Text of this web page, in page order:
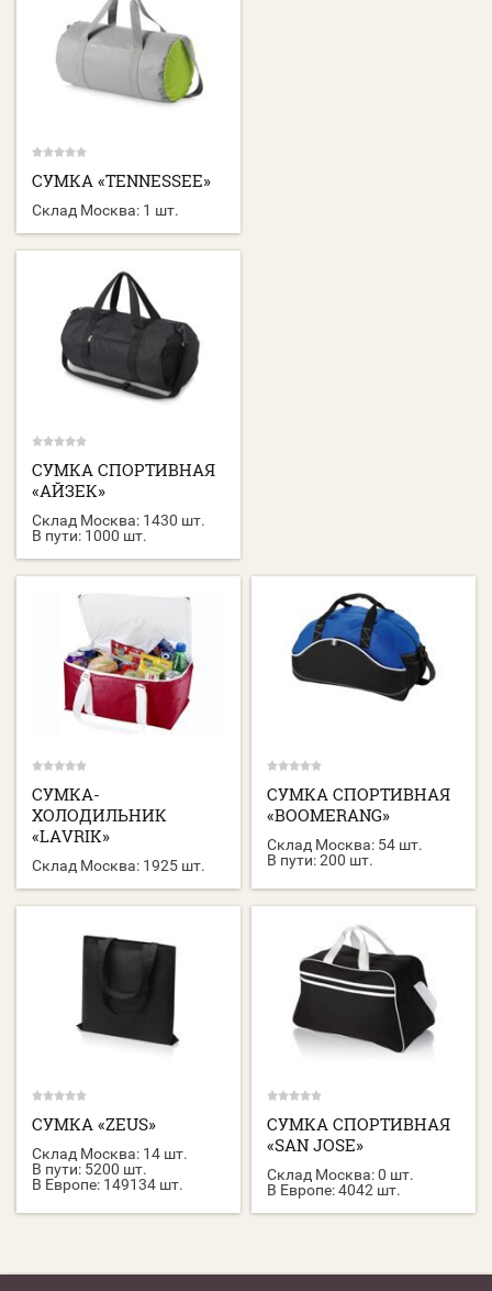
СУМКА «TENNESSEE»
Склад Москва: 1 шт.
СУМКА СПОРТИВНАЯ
«АЙЗЕК»
Склад Москва: 1430 шт.
В пути: 1000 шт.
СУМКА-
ХОЛОДИЛЬНИК
«LAVRIK»
Склад Москва: 1925 шт.
СУМКА СПОРТИВНАЯ
«BOOMERANG»
Склад Москва: 54 шт.
В пути: 200 шт.
СУМКА «ZEUS»
Склад Москва: 14 шт.
В пути: 5200 шт.
В Европе: 149134 шт.
СУМКА СПОРТИВНАЯ
«SAN JOSE»
Склад Москва: 0 шт.
В Европе: 4042 шт.